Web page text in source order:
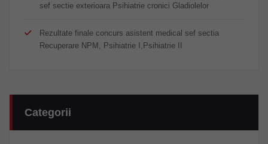
sef sectie exterioara Psihiatrie cronici Gladiolelor
Rezultate finale concurs asistent medical sef sectia
Recuperare NPM, Psihiatrie I,Psihiatrie II
Categorii